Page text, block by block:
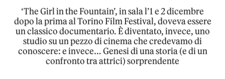
‘The Girl in the Fountain’, in sala l’1 e 2 dicembre
dopo la prima al Torino Film Festival, doveva essere
un classico documentario. È diventato, invece, uno
studio su un pezzo di cinema che credevamo di
conoscere: e invece… Genesi di una storia (e di un
confronto tra attrici) sorprendente